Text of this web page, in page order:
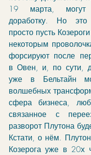
19 марта,
доработку. Но
просто пусть
некоторым
форсируют после
в Овен, и, по сути,
уже в Бельтайн
волшебных
сфера бизнеса,
связанное с
разворот Плутона
Кстати, о нём.
Козерога уже в 20х